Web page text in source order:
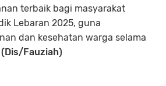
terbaik bagi masyarakat
Lebaran 2025, guna
dan kesehatan warga selama
(Dis/Fauziah)